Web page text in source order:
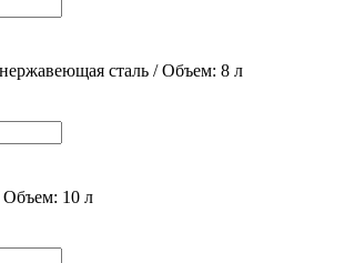
сталь / Объем: 8 л
Объем: 10 л